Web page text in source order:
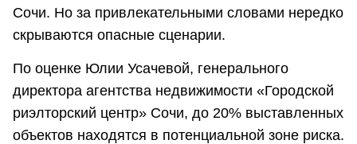
Сочи. Но за привлекательными словами нередко
скрываются опасные сценарии.
По оценке Юлии Усачевой, генерального
директора агентства недвижимости «Городской
риэлторский центр» Сочи, до 20% выставленных
объектов находятся в потенциальной зоне риска.